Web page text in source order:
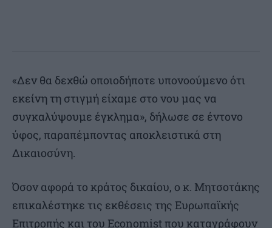
«Δεν θα δεχθώ οποιοδήποτε υπονοούμενο ότι
εκείνη τη στιγμή είχαμε στο νου μας να
συγκαλύψουμε έγκλημα», δήλωσε σε έντονο
ύφος, παραπέμποντας αποκλειστικά στη
Δικαιοσύνη.
Όσον αφορά το κράτος δικαίου, ο κ. Μητσοτάκης
επικαλέστηκε τις εκθέσεις της Ευρωπαϊκής
Επιτροπής και του Economist που καταγράφουν